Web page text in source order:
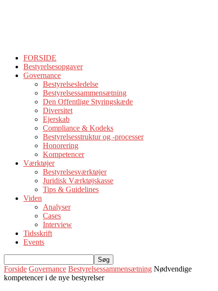
FORSIDE
Bestyrelsesopgaver
Governance
Bestyrelsesledelse
Bestyrelsessammensætning
Den Offentlige Styringskæde
Diversitet
Ejerskab
Compliance & Kodeks
Bestyrelsesstruktur og -processer
Honorering
Kompetencer
Værktøjer
Bestyrelsesværktøjer
Juridisk Værktøjskasse
Tips & Guidelines
Viden
Analyser
Cases
Interview
Tidsskrift
Events
Forside Governance Bestyrelsessammensætning Nødvendige
kompetencer i de nye bestyrelser